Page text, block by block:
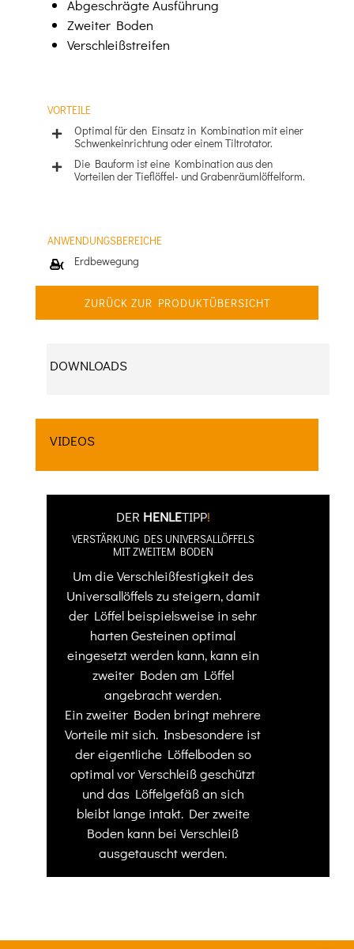
Abgeschrägte Ausführung
Zweiter Boden
Verschleißstreifen
VORTEILE
Optimal für den Einsatz in Kombination mit einer
Schwenkeinrichtung oder einem Tiltrotator.
Die Bauform ist eine Kombination aus den
Vorteilen der Tieflöffel- und Grabenräumlöffelform.
ANWENDUNGSBEREICHE
Erdbewegung
ZURÜCK ZUR PRODUKTÜBERSICHT
DOWNLOADS
VIDEOS
DER HENLETIPP!
VERSTÄRKUNG DES UNIVERSALLÖFFELS
MIT ZWEITEM BODEN
Um die Verschleißfestigkeit des
Universallöffels zu steigern, damit
der Löffel beispielsweise in sehr
harten Gesteinen optimal
eingesetzt werden kann, kann ein
zweiter Boden am Löffel
angebracht werden.
Ein zweiter Boden bringt mehrere
Vorteile mit sich. Insbesondere ist
der eigentliche Löffelboden so
optimal vor Verschleiß geschützt
und das Löffelgefäß an sich
bleibt lange intakt. Der zweite
Boden kann bei Verschleiß
ausgetauscht werden.